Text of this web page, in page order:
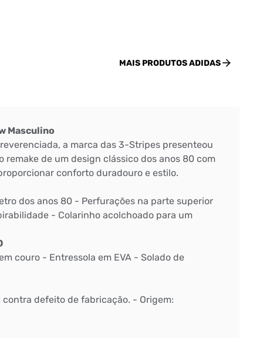
MAIS PRODUTOSADIDAS
Masculino
a marca das 3-Stripes presenteou
remake de um design clássico dos anos 80 com
conforto duradouro e estilo.
dos anos 80 - Perfurações na parte superior
- Colarinho acolchoado para um
couro - Entressola em EVA - Solado de
defeito de fabricação. - Origem: